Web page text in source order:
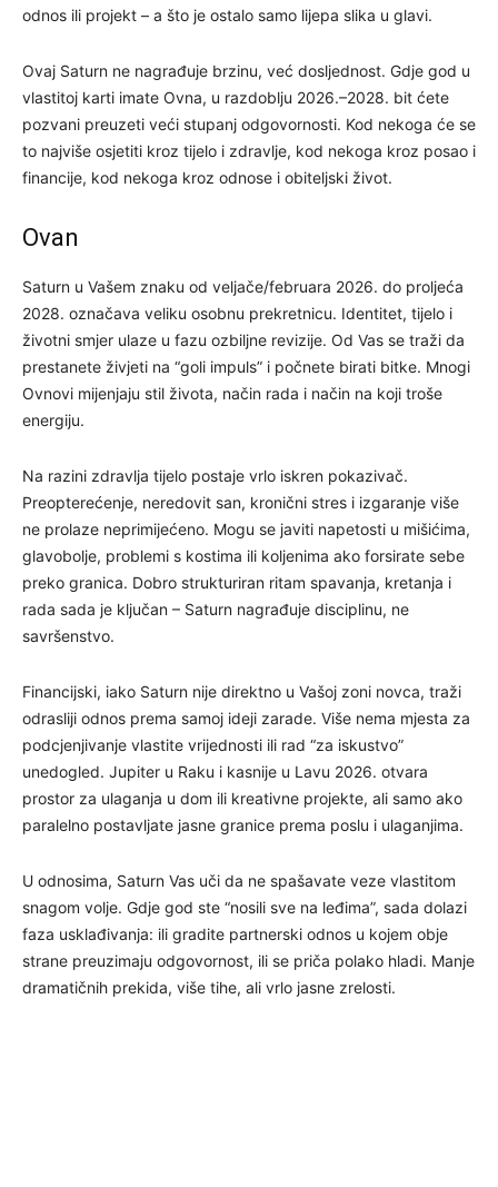
odnos ili projekt – a što je ostalo samo lijepa slika u glavi.
Ovaj Saturn ne nagrađuje brzinu, već dosljednost. Gdje god u
vlastitoj karti imate Ovna, u razdoblju 2026.–2028. bit ćete
pozvani preuzeti veći stupanj odgovornosti. Kod nekoga će se
to najviše osjetiti kroz tijelo i zdravlje, kod nekoga kroz posao i
financije, kod nekoga kroz odnose i obiteljski život.
Ovan
Saturn u Vašem znaku od veljače/februara 2026. do proljeća
2028. označava veliku osobnu prekretnicu. Identitet, tijelo i
životni smjer ulaze u fazu ozbiljne revizije. Od Vas se traži da
prestanete živjeti na “goli impuls” i počnete birati bitke. Mnogi
Ovnovi mijenjaju stil života, način rada i način na koji troše
energiju.
Na razini zdravlja tijelo postaje vrlo iskren pokazivač.
Preopterećenje, neredovit san, kronični stres i izgaranje više
ne prolaze neprimijećeno. Mogu se javiti napetosti u mišićima,
glavobolje, problemi s kostima ili koljenima ako forsirate sebe
preko granica. Dobro strukturiran ritam spavanja, kretanja i
rada sada je ključan – Saturn nagrađuje disciplinu, ne
savršenstvo.
Financijski, iako Saturn nije direktno u Vašoj zoni novca, traži
odrasliji odnos prema samoj ideji zarade. Više nema mjesta za
podcjenjivanje vlastite vrijednosti ili rad “za iskustvo”
unedogled. Jupiter u Raku i kasnije u Lavu 2026. otvara
prostor za ulaganja u dom ili kreativne projekte, ali samo ako
paralelno postavljate jasne granice prema poslu i ulaganjima.
U odnosima, Saturn Vas uči da ne spašavate veze vlastitom
snagom volje. Gdje god ste “nosili sve na leđima”, sada dolazi
faza usklađivanja: ili gradite partnerski odnos u kojem obje
strane preuzimaju odgovornost, ili se priča polako hladi. Manje
dramatičnih prekida, više tihe, ali vrlo jasne zrelosti.